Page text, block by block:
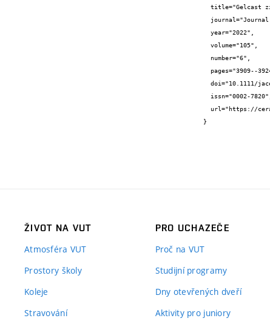
}
ŽIVOT NA VUT
Atmosféra VUT
Prostory školy
Koleje
Stravování
PRO UCHAZEČE
Proč na VUT
Studijní programy
Dny otevřených dveří
Aktivity pro juniory